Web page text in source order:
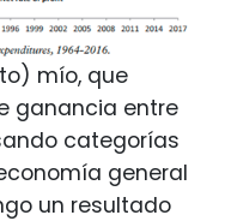
mío, que
ganancia entre
categorías
general
un resultado